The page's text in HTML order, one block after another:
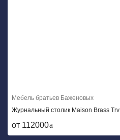
Мебель братьев Баженовых
Журнальный столик Maison Brass Trv
от 112000